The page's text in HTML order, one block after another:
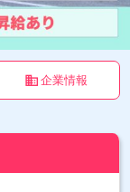
business 企業情報